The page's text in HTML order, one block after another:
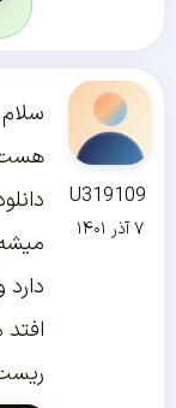
U319109
۷ آذر ۱۴۰۱
هست